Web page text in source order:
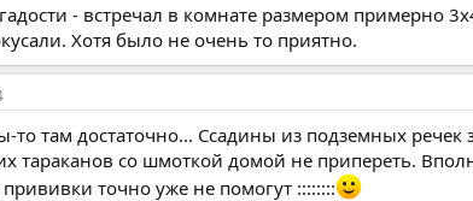
- встречал в комнате размером
Хотя было не очень то приятно.
то там достаточно... Ссадины из подземных
тараканов со шмоткой домой не припереть.
прививки точно уже не помогут ::::::::